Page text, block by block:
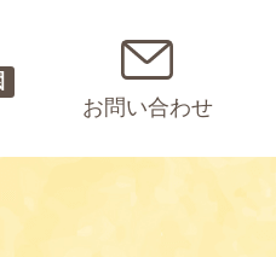
お問い合わせ